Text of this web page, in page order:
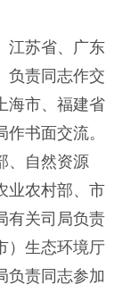
苏省、广东
负责同志作交
海市、福建省
书面交流。
自然资源
业农村部、市
有关司局负责
）生态环境厅
负责同志参加